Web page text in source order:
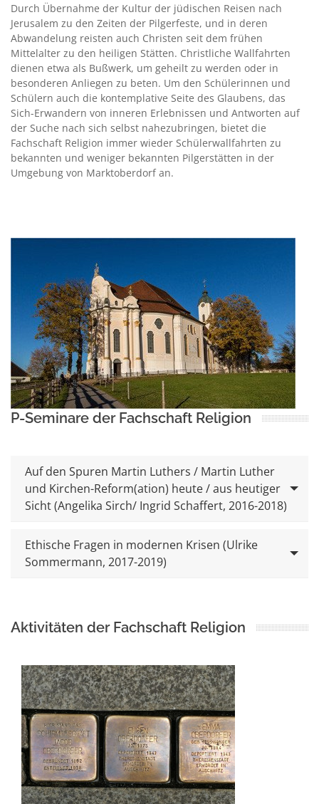
Durch Übernahme der Kultur der jüdischen Reisen nach
Jerusalem zu den Zeiten der Pilgerfeste, und in deren
Abwandelung reisten auch Christen seit dem frühen
Mittelalter zu den heiligen Stätten. Christliche Wallfahrten
dienen etwa als Bußwerk, um geheilt zu werden oder in
besonderen Anliegen zu beten. Um den Schülerinnen und
Schülern auch die kontemplative Seite des Glaubens, das
Sich-Erwandern von inneren Erlebnissen und Antworten auf
der Suche nach sich selbst nahezubringen, bietet die
Fachschaft Religion immer wieder Schülerwallfahrten zu
bekannten und weniger bekannten Pilgerstätten in der
Umgebung von Marktoberdorf an.
P-Seminare der Fachschaft Religion
Auf den Spuren Martin Luthers / Martin Luther
und Kirchen-Reform(ation) heute / aus heutiger
Sicht (Angelika Sirch/ Ingrid Schaffert, 2016-2018)
Ethische Fragen in modernen Krisen (Ulrike
Sommermann, 2017-2019)
Aktivitäten der Fachschaft Religion